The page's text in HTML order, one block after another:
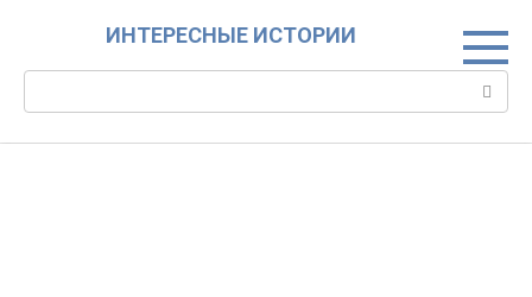
ИНТЕРЕСНЫЕ ИСТОРИИ